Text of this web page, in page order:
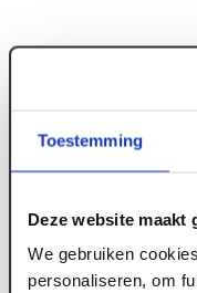
Toestemming
Deze website maakt
We gebruiken
personaliseren, om
ART001437
140 mm x 1200